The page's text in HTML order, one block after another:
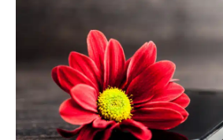
meilleures
applications
retouche
photo